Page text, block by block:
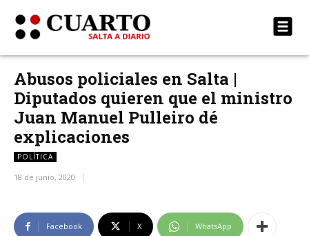
Abusos policiales en Salta |
Diputados quieren que el ministro
Juan Manuel Pulleiro dé
explicaciones
POLÍTICA
18 de junio, 2020
Facebook X WhatsApp